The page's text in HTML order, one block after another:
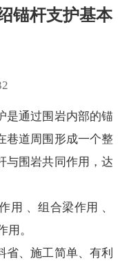
锚杆支护基本
通过围岩内部的锚
巷道周围形成一个整
与围岩共同作用，达
、组合梁作用 、
。
、施工简单、有利